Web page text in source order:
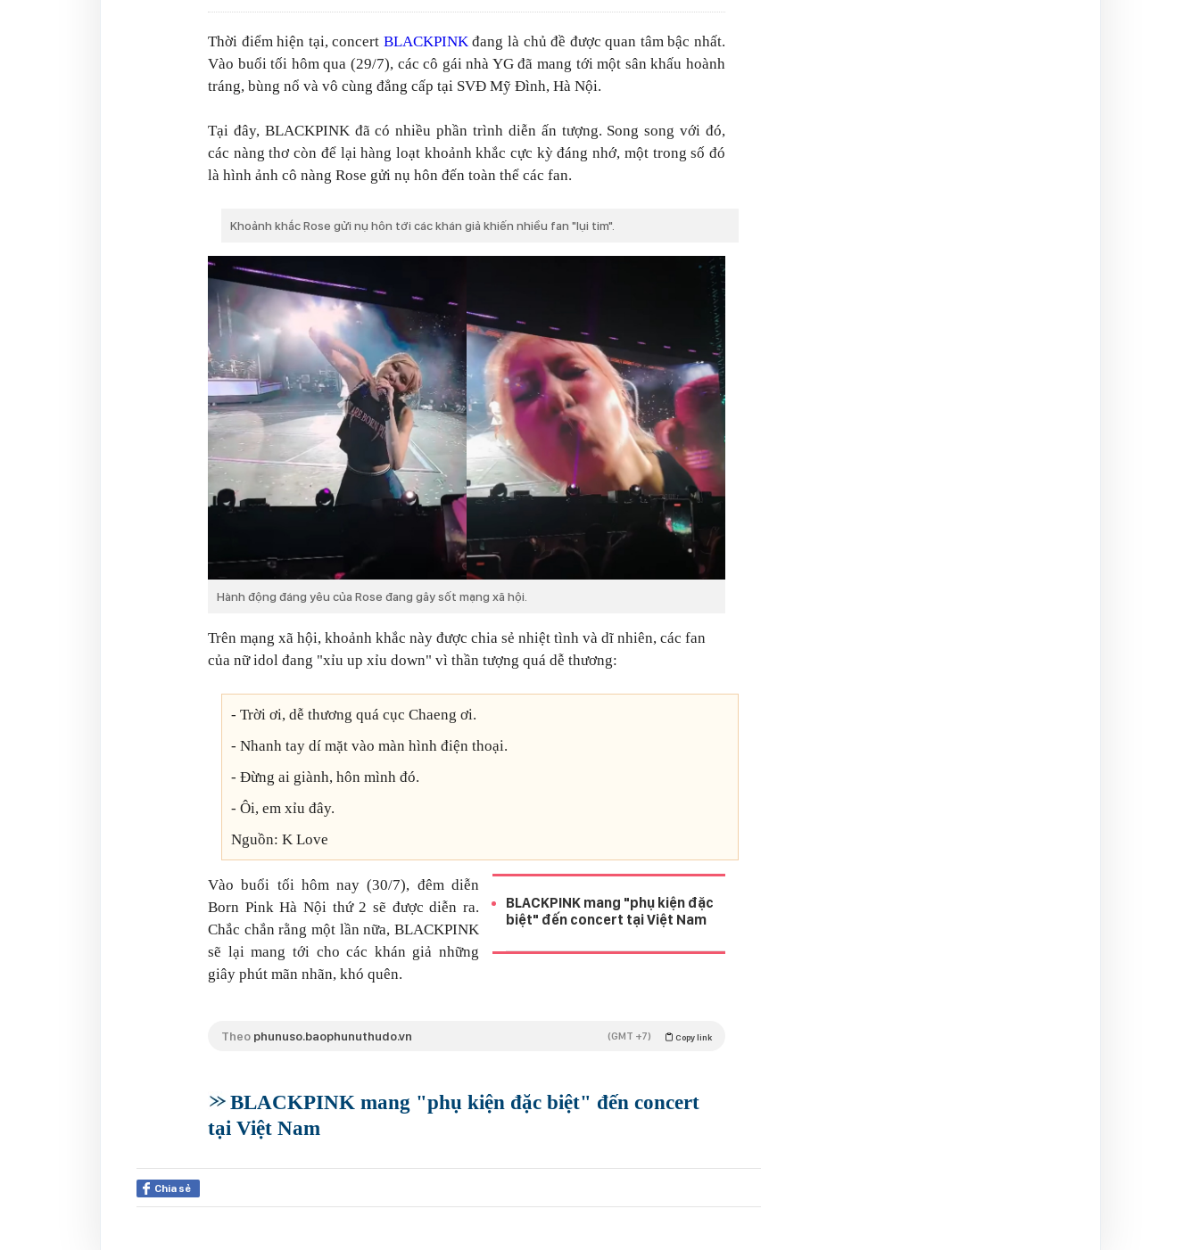
Thời điểm hiện tại, concert BLACKPINKđang là chủ đề được quan tâm bậc nhất.
Vào buổi tối hôm qua (29/7), các cô gái nhà YG đã mang tới một sân khấu hoành
tráng, bùng nổ và vô cùng đẳng cấp tại SVĐ Mỹ Đình, Hà Nội.
Tại đây, BLACKPINK đã có nhiều phần trình diễn ấn tượng. Song song với đó,
các nàng thơ còn để lại hàng loạt khoảnh khắc cực kỳ đáng nhớ, một trong số đó
là hình ảnh cô nàng Rose gửi nụ hôn đến toàn thể các fan.
Khoảnh khắc Rose gửi nụ hôn tới các khán giả khiến nhiều fan "lụi tim".
Hành động đáng yêu của Rose đang gây sốt mạng xã hội.
Trên mạng xã hội, khoảnh khắc này được chia sẻ nhiệt tình và dĩ nhiên, các fan
của nữ idol đang "xỉu up xỉu down" vì thần tượng quá dễ thương:
- Trời ơi, dễ thương quá cục Chaeng ơi.
- Nhanh tay dí mặt vào màn hình điện thoại.
- Đừng ai giành, hôn mình đó.
- Ôi, em xỉu đây.
Nguồn: K Love
BLACKPINK mang "phụ kiện đặc
biệt" đến concert tại Việt Nam
Vào buổi tối hôm nay (30/7), đêm diễn
Born Pink Hà Nội thứ 2 sẽ được diễn ra.
Chắc chắn rằng một lần nữa, BLACKPINK
sẽ lại mang tới cho các khán giả những
giây phút mãn nhãn, khó quên.
Theo phunuso.baophunuthudo.vn Copy link
(GMT +7)
BLACKPINK mang "phụ kiện đặc biệt" đến concert
tại Việt Nam
Chia sẻ